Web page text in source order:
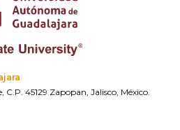
C.P. 45129 Zapopan, Jalisco, México.